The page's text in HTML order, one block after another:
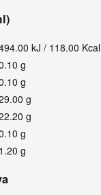
kJ / 118.00 Kcal
g
g
g
g
g
1.20 g